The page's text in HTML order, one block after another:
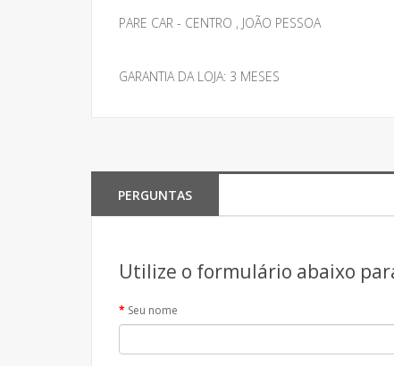
PARE CAR - CENTRO , JOÃO PESSOA
GARANTIA DA LOJA: 3 MESES
PERGUNTAS
Utilize o formulário abaixo
Seu nome